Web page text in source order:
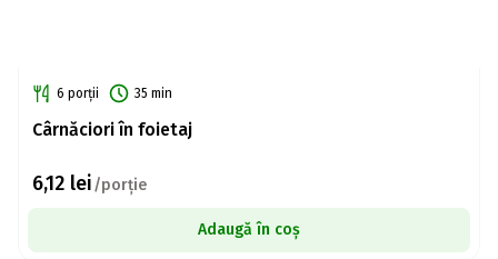
6 porții 35 min
Cârnăciori în foietaj
6,12 lei/porție
Adaugă în coș